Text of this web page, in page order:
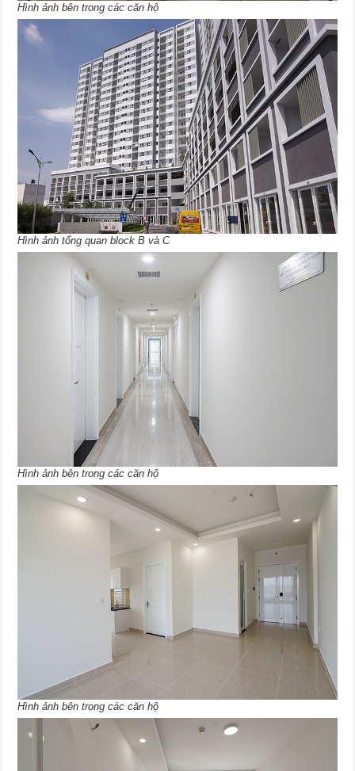
Hình ảnh bên trong các căn hộ
Hình ảnh tổng quan block B và C
Hình ảnh bên trong các căn hộ
Hình ảnh bên trong các căn hộ